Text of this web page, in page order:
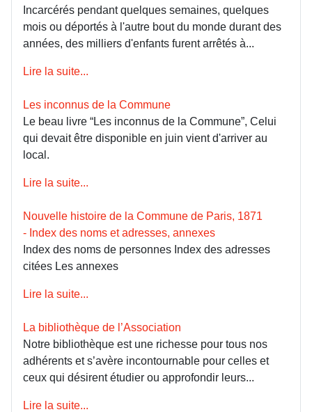
Incarcérés pendant quelques semaines, quelques
mois ou déportés à l'autre bout du monde durant des
années, des milliers d'enfants furent arrêtés à...
Lire la suite...
Les inconnus de la Commune
Le beau livre “Les inconnus de la Commune”, Celui
qui devait être disponible en juin vient d'arriver au
local.
Lire la suite...
Nouvelle histoire de la Commune de Paris, 1871
- Index des noms et adresses, annexes
Index des noms de personnes Index des adresses
citées Les annexes
Lire la suite...
La bibliothèque de l’Association
Notre bibliothèque est une richesse pour tous nos
adhérents et s’avère incontournable pour celles et
ceux qui désirent étudier ou approfondir leurs...
Lire la suite...